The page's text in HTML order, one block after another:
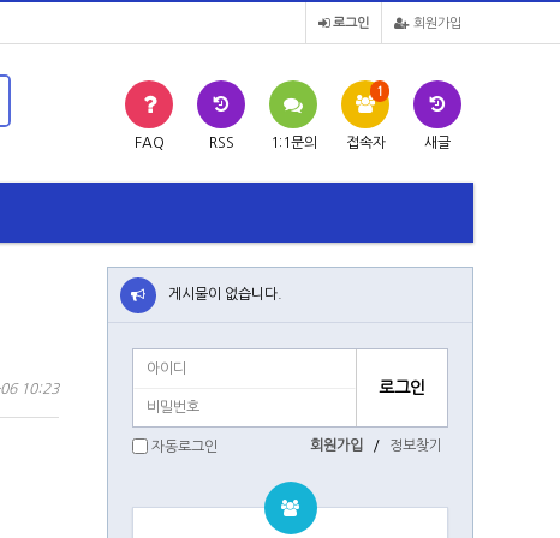
회원가입
로그인
FAQ RSS 1:1문의 접속자
1
새글
10:23
게시물이 없습니다.
자동로그인 회원가입 / 정보찾기